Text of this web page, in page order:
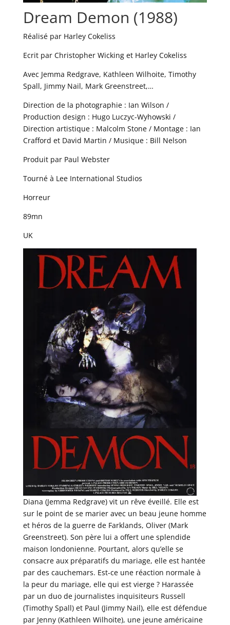
Dream Demon (1988)
Réalisé par Harley Cokeliss
Ecrit par Christopher Wicking et Harley Cokeliss
Avec Jemma Redgrave, Kathleen Wilhoite, Timothy
Spall, Jimmy Nail, Mark Greenstreet,…
Direction de la photographie : Ian Wilson /
Production design : Hugo Luczyc-Wyhowski /
Direction artistique : Malcolm Stone / Montage : Ian
Crafford et David Martin / Musique : Bill Nelson
Produit par Paul Webster
Tourné à Lee International Studios
Horreur
89mn
UK
Diana (Jemma Redgrave) vit un rêve éveillé. Elle est
sur le point de se marier avec un beau jeune homme
et héros de la guerre de Farklands, Oliver (Mark
Greenstreet). Son père lui a offert une splendide
maison londonienne. Pourtant, alors qu’elle se
consacre aux préparatifs du mariage, elle est hantée
par des cauchemars. Est-ce une réaction normale à
la peur du mariage, elle qui est vierge ? Harassée
par un duo de journalistes inquisiteurs Russell
(Timothy Spall) et Paul (Jimmy Nail), elle est défendue
par Jenny (Kathleen Wilhoite), une jeune américaine